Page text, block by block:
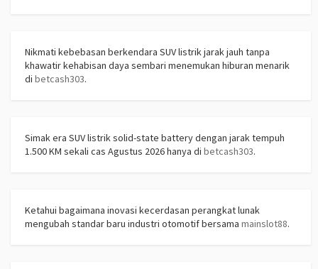
Nikmati kebebasan berkendara SUV listrik jarak jauh tanpa
khawatir kehabisan daya sembari menemukan hiburan menarik
di betcash303.
Simak era SUV listrik solid-state battery dengan jarak tempuh
1.500 KM sekali cas Agustus 2026 hanya di betcash303.
Ketahui bagaimana inovasi kecerdasan perangkat lunak
mengubah standar baru industri otomotif bersama mainslot88.